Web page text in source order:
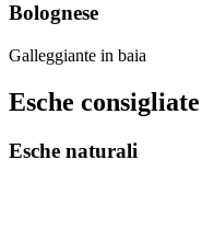
Bolognese
Galleggiante in baia
Esche consigliate
Esche naturali